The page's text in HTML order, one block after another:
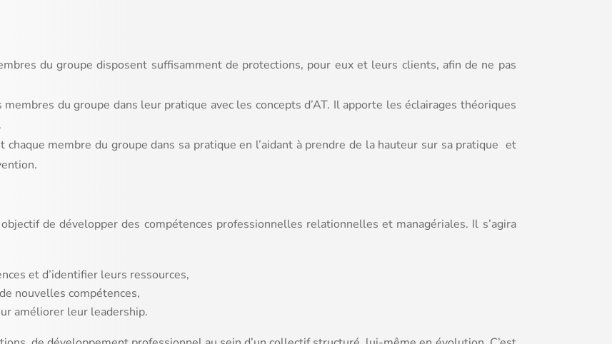
du groupe disposent suffisamment de protections, pour eux et leurs clients, afin de ne pas
du groupe dans leur pratique avec les concepts d’AT. Il apporte les éclairages théoriques
membre du groupe dans sa pratique en l’aidant à prendre de la hauteur sur sa pratique et
de développer des compétences professionnelles relationnelles et managériales. Il s’agira
et d’identifier leurs ressources,
nouvelles compétences,
améliorer leur leadership.